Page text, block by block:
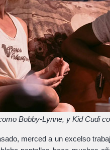
Bobby-Lynne, y Kid Cudi
merced a un excelso